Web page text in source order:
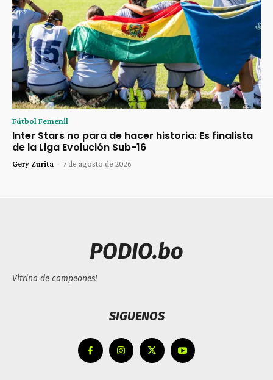
Fútbol Femenil
Inter Stars no para de hacer historia: Es finalista
de la Liga Evolución Sub-16
Gery Zurita - 7 de agosto de 2026
PODIO.bo
Vitrina de campeones!
SIGUENOS